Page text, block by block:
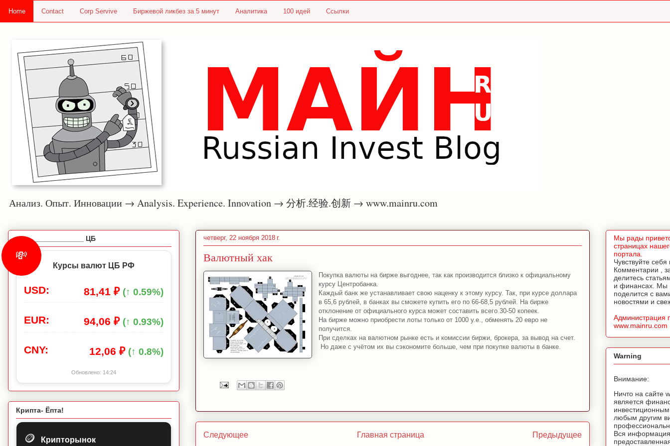
Home Contact Corp Servive Биржевой ликбез за 5 минут Аналитика 100 идей Ссылки
Анализ. Опыт. Инновации → Analysis. Experience. Innovation → 分析.经验.创新 → www.mainru.com
четверг, 22 ноября 2018 г.
Валютный хак
Покупка валюты на бирже выгоднее, так как производится близко к официальному
курсу Центробанка.
Каждый банк же устанавливает свою наценку к этому курсу. Так, при курсе доллара
в 65,6 рублей, в банках вы сможете купить его по 66-68,5 рублей. На бирже
отклонение от официального курса может составить всего 30-50 копеек.
На бирже можно приобрести лоты только от 1000 у.е., обменять 20 евро не
получится.
При сделках на валютном рынке есть и комиссии биржи, брокера, за вывод на счет.
Но даже с учётом их вы сэкономите больше, чем при покупке валюты в банке.
Следующее Предыдущее
Главная страница
_________________ ЦБ
💸
Курсы валют ЦБ РФ
USD: 81,41 ₽ (↑ 0.59%)
EUR: 94,06 ₽ (↑ 0.93%)
CNY: 12,06 ₽ (↑ 0.8%)
Обновлено: 14:24
Крипта- Ёпта!
🪙 Крипторынок
Мы рады
страницах
портала.
Чувствуйте
Комментарии ,
делитесь
и финансах. Мы
поделится с
новостями и
Администрация
www.mainru.com
Warning
Внимание:
Ничто на сайте
является
любым другим
Вся